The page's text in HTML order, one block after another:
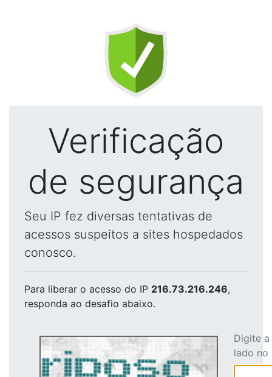
Verificação
de segurança
Seu IP fez diversas tentativas de
acessos suspeitos a sites hospedados
conosco.
Para liberar o acesso do IP 216.73.216.246,
responda ao desafio abaixo.
Digite
lado no